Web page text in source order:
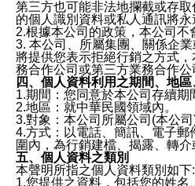
第三方也可能非法地攔截或存
的個人識別資料或私人通訊將永
2.根據本公司的政策，本公司不
3. 本公司、所屬集團、關係企
將提供您表示拒絕行銷之方式
務合作公司或第三方業務合作
四、個人資料利用之期間、地
1.期間：您同意於本公司存續
2.地區：就中華民國領域內。
3.對象：本公司所屬公司(本公
4.方式：以電話、簡訊、電子
圍內，為行銷建檔、揭露、轉
五、個人資料之類別
本聲明所指之個人資料類別如下:
1.您提供之資料，包括您的姓